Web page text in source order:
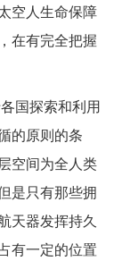
空人生命保障
在有完全把握
国探索和利用
的原则的条
空间为全人类
是只有那些拥
天器发挥持久
有一定的位置